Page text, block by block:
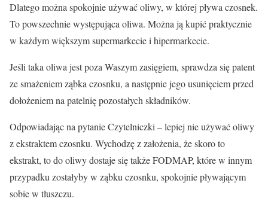
Dlatego można spokojnie używać oliwy, w której pływa czosnek.
To powszechnie występująca oliwa. Można ją kupić praktycznie
w każdym większym supermarkecie i hipermarkecie.
Jeśli taka oliwa jest poza Waszym zasięgiem, sprawdza się patent
ze smażeniem ząbka czosnku, a następnie jego usunięciem przed
dołożeniem na patelnię pozostałych składników.
Odpowiadając na pytanie Czytelniczki – lepiej nie używać oliwy
z ekstraktem czosnku. Wychodzę z założenia, że skoro to
ekstrakt, to do oliwy dostaje się także FODMAP, które w innym
przypadku zostałyby w ząbku czosnku, spokojnie pływającym
sobie w tłuszczu.